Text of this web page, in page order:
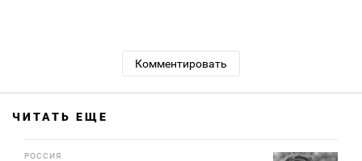
Комментировать
ЧИТАТЬ ЕЩЕ
РОССИЯ